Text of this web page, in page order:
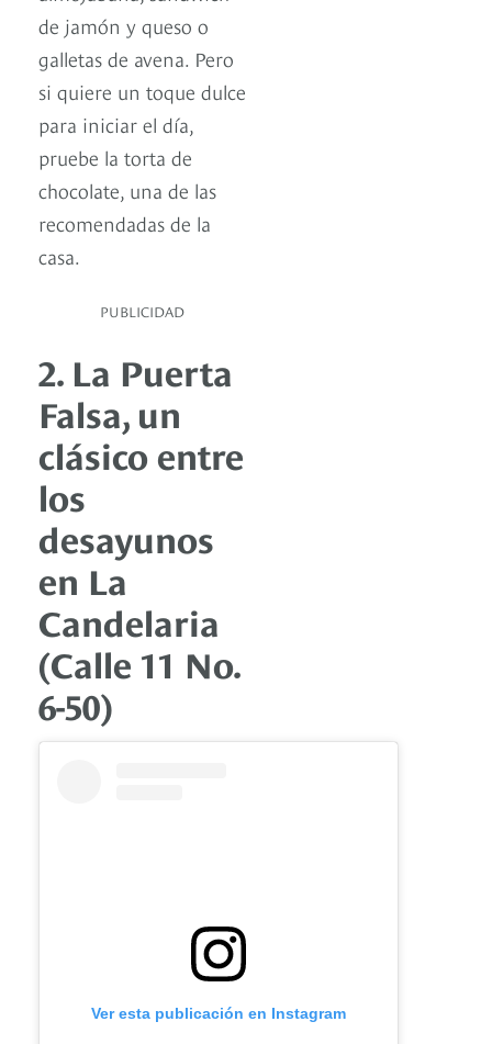
de jamón y queso o
galletas de avena. Pero
si quiere un toque dulce
para iniciar el día,
pruebe la torta de
chocolate, una de las
recomendadas de la
casa.
PUBLICIDAD
2. La Puerta
Falsa, un
clásico entre
los
desayunos
en La
Candelaria
(Calle 11 No.
6-50)
Ver esta publicación en Instagram